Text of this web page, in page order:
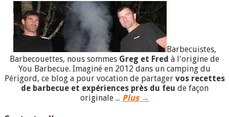
Barbecuistes,
Barbecouettes, nous sommes Greg et Fred à l'origine de
You Barbecue. Imaginé en 2012 dans un camping du
Périgord, ce blog a pour vocation de partager vos recettes
de barbecue et expériences près du feu de façon
originale ... Plus →